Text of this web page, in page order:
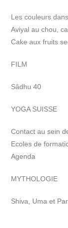
Les couleurs
Aviyal au chou,
Cake aux fruits
FILM
Sâdhu 40
YOGA SUISSE
Contact au sein
Ecoles de
Agenda
MYTHOLOGIE
Shiva, Uma et